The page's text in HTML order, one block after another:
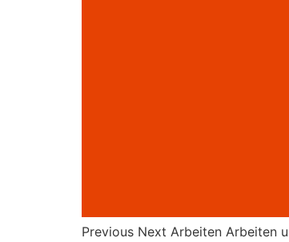
Previous Next Arbeiten Arbeiten